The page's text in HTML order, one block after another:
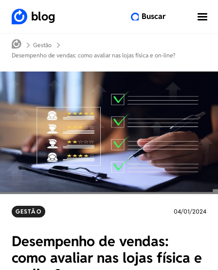
blog Buscar
Gestão
Desempenho de vendas: como avaliar nas lojas física e on-line?
GESTÃO 04/01/2024
Desempenho de vendas:
como avaliar nas lojas física e